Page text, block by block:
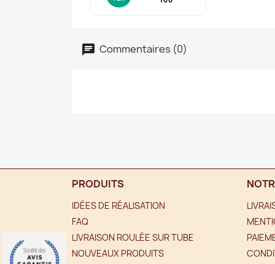
Commentaires (0)
PRODUITS
IDÉES DE RÉALISATION
FAQ
LIVRAISON ROULÉE SUR TUBE
NOUVEAUX PRODUITS